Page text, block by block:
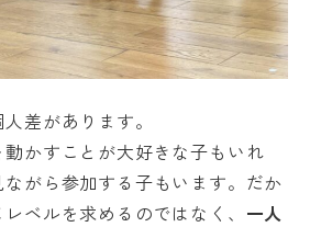
差があります。
かすことが大好きな子もいれ
がら参加する子もいます。だか
ベルを求めるのではなく、 一人